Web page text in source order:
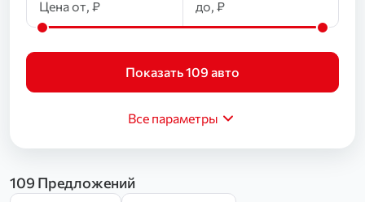
Показать 109 авто
Все параметры
109 Предложений